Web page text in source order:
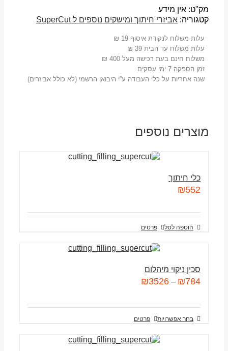
מק"ט: אין מידע
קטגוריה: אביזרי חיתוך ומישקים נוספים ל SuperCut
עלות משלוח לנקודת איסוף 19 ₪
עלות משלוח עד הבית 39 ₪
משלוח חינם בעת רכישה מעל 400 ₪
זמן הספקה 7 ימי עסקים
שנה אחריות על כלי העבודה ע”י היבואן הרשמי (לא כולל אביזרים)
מוצרים נוספים
כלי חיתוך
₪552
הוספה לסל פרטים
סכין ניקוי מיהלום
₪784
–
₪3526
בחר אפשרויות פרטים